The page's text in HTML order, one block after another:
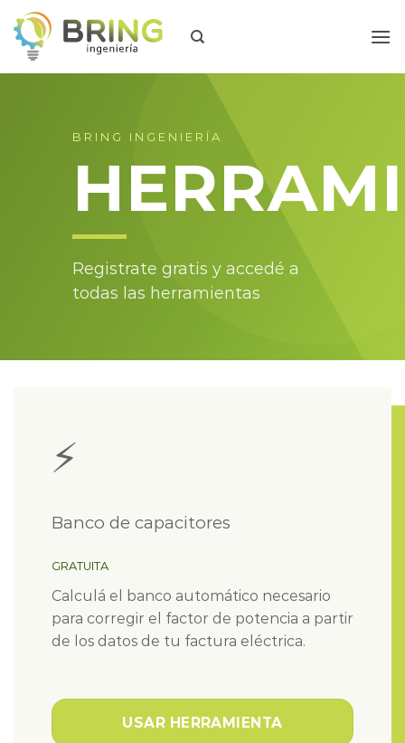
Skip
to
content
BRING INGENIERÍA
Registrate gratis y accedé a
todas las herramientas
⚡
Banco de capacitores
GRATUITA
Calculá el banco automático necesario
para corregir el factor de potencia a partir
de los datos de tu factura eléctrica.
USAR HERRAMIENTA